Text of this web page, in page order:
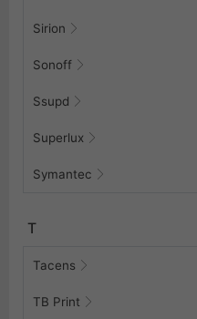
Sirion
Sonoff
Ssupd
Superlux
Symantec
T
Tacens
TB Print